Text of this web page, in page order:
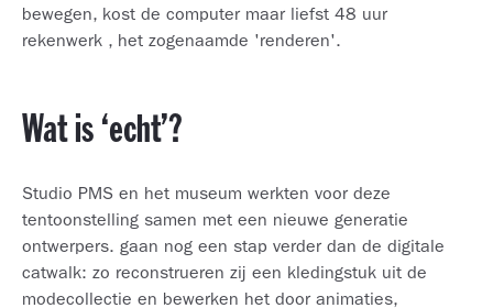
bewegen, kost de computer maar liefst 48 uur
rekenwerk , het zogenaamde 'renderen'.
Wat is ‘echt’?
Studio PMS en het museum werkten voor deze
tentoonstelling samen met een nieuwe generatie
ontwerpers. gaan nog een stap verder dan de digitale
catwalk: zo reconstrueren zij een kledingstuk uit de
modecollectie en bewerken het door animaties,